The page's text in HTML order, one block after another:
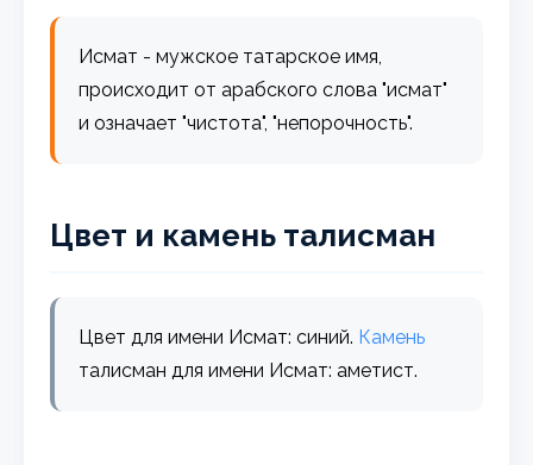
Исмат - мужское татарское имя,
происходит от арабского слова "исмат"
и означает "чистота", "непорочность".
Цвет и камень талисман
Цвет для имени Исмат: синий. Камень
талисман для имени Исмат: аметист.